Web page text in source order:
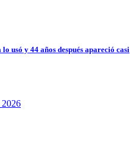
usó y 44 años después apareció casi